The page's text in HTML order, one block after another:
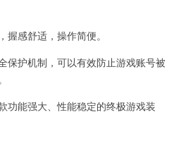
感舒适，操作简便。
护机制，可以有效防止游戏账号被
能强大、性能稳定的终极游戏装